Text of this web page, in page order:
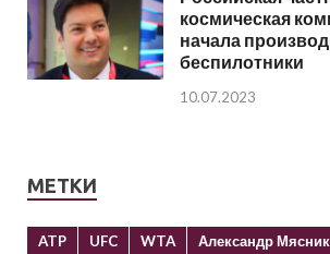
космическая
начала
беспилотники
10.07.2023
МЕТКИ
ATP UFC WTA
Александр